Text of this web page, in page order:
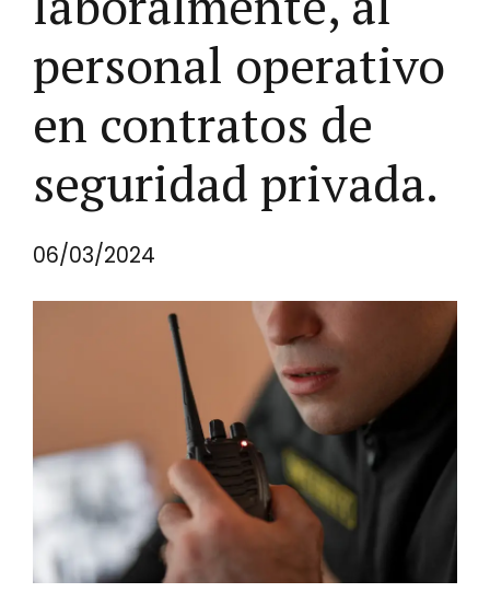
personal operativo
en contratos de
seguridad privada.
06/03/2024